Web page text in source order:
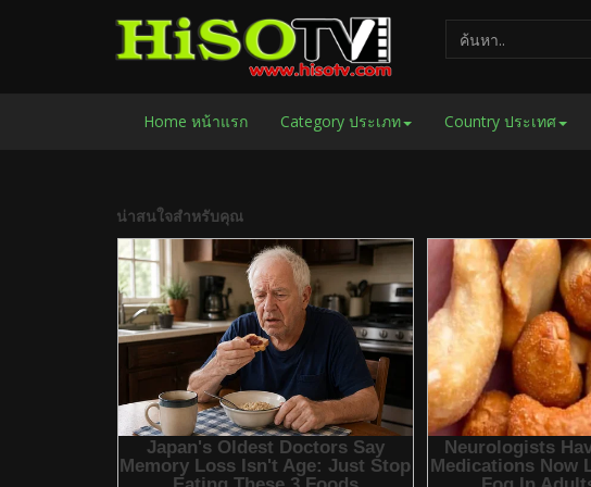
Home หน้าแรก Category ประเภท Country ประเทศ